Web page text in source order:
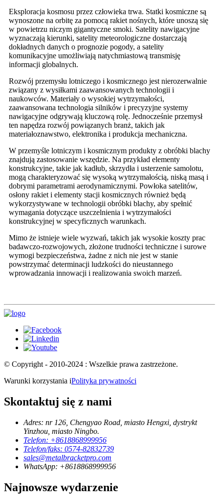
Eksploracja kosmosu przez człowieka trwa. Statki kosmiczne są
wynoszone na orbitę za pomocą rakiet nośnych, które unoszą się
w powietrzu niczym gigantyczne smoki. Satelity nawigacyjne
wyznaczają kierunki, satelity meteorologiczne dostarczają
dokładnych danych o prognozie pogody, a satelity
komunikacyjne umożliwiają natychmiastową transmisję
informacji globalnych.
Rozwój przemysłu lotniczego i kosmicznego jest nierozerwalnie
związany z wysiłkami zaawansowanych technologii i
naukowców. Materiały o wysokiej wytrzymałości,
zaawansowana technologia silników i precyzyjne systemy
nawigacyjne odgrywają kluczową rolę. Jednocześnie przemysł
ten napędza rozwój powiązanych branż, takich jak
materiałoznawstwo, elektronika i produkcja mechaniczna.
W przemyśle lotniczym i kosmicznym produkty z obróbki blachy
znajdują zastosowanie wszędzie. Na przykład elementy
konstrukcyjne, takie jak kadłub, skrzydła i usterzenie samolotu,
mogą charakteryzować się wysoką wytrzymałością, niską masą i
dobrymi parametrami aerodynamicznymi. Powłoka satelitów,
osłony rakiet i elementy stacji kosmicznych również będą
wykorzystywane w technologii obróbki blachy, aby spełnić
wymagania dotyczące uszczelnienia i wytrzymałości
konstrukcyjnej w specyficznych warunkach.
Mimo że istnieje wiele wyzwań, takich jak wysokie koszty prac
badawczo-rozwojowych, złożone trudności techniczne i surowe
wymogi bezpieczeństwa, żadne z nich nie jest w stanie
powstrzymać determinacji ludzkości do nieustannego
wprowadzania innowacji i realizowania swoich marzeń.
© Copyright - 2010-2024 : Wszelkie prawa zastrzeżone.
Warunki korzystania iPolityka prywatności
Skontaktuj się z nami
Adres: nr 126, Chengyao Road, miasto Hengxi, dystrykt
Yinzhou, miasto Ningbo.
Telefon: +8618868999956
Telefon/faks: 0574-82832739
sales@metalbracketpro.com
WhatsApp: +8618868999956
Najnowsze wydarzenie